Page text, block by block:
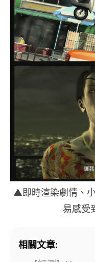
▲即時渲染劇情、
易感受
相關文章: